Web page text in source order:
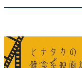
だり、Macでコピ
細なiPhoneのカメ
て使用するといっ